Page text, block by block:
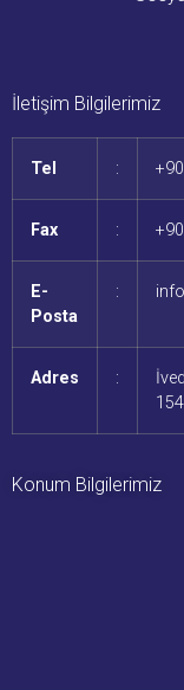
İletişim Bilgilerimiz
Tel :
Fax :
E-
Posta
:
Adres :
Konum Bilgilerimiz